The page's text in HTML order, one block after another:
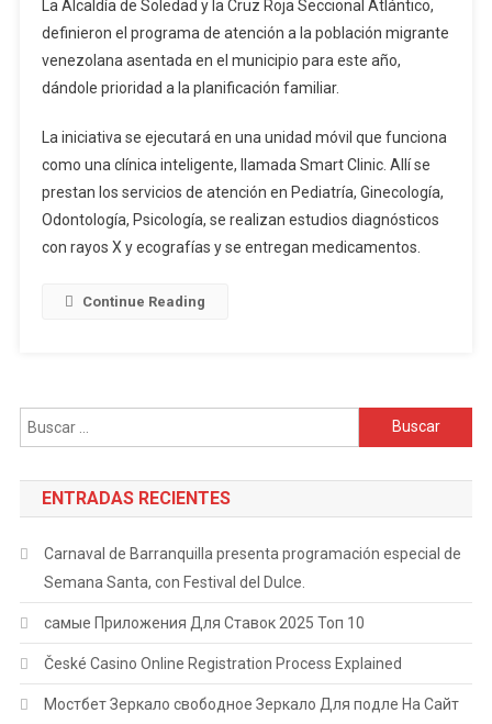
venezolanas
se
de
planificación
familiar
de
La Alcaldía de Soledad y la Cruz Roja Seccional Atlántico,
definieron el programa de atención a la población migrante
venezolana asentada en el municipio para este año,
dándole prioridad a la planificación familiar.
La iniciativa se ejecutará en una unidad móvil que funciona
como una clínica inteligente, llamada Smart Clinic. Allí se
prestan los servicios de atención en Pediatría, Ginecología,
Odontología, Psicología, se realizan estudios diagnósticos
con rayos X y ecografías y se entregan medicamentos.
Continue Reading
Buscar:
ENTRADAS RECIENTES
Carnaval de Barranquilla presenta programación especial de
Semana Santa, con Festival del Dulce.
самые Приложения Для Ставок 2025 Топ 10
České Casino Online Registration Process Explained
Мостбет Зеркало свободное Зеркало Для подле На Сайт